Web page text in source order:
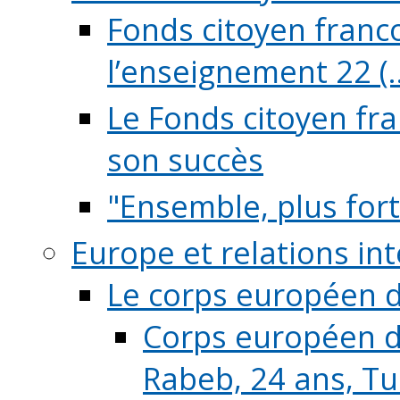
Fonds citoyen
l’enseignement 22
Le Fonds citoyen
son succès
"Ensemble, plus
Europe et relations
Le corps européen
Corps européen
Rabeb, 24 ans,